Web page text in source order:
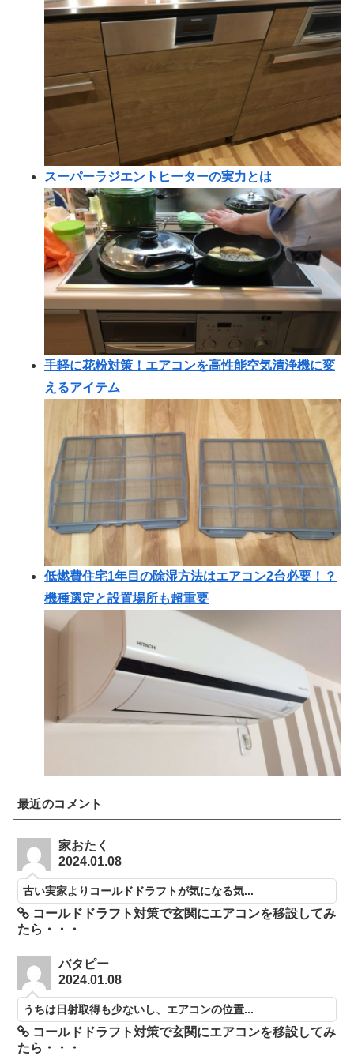
スーパーラジエントヒーターの実力とは
手軽に花粉対策！エアコンを高性能空気清浄機に変
えるアイテム
低燃費住宅1年目の除湿方法はエアコン2台必要！？
機種選定と設置場所も超重要
最近のコメント
家おたく
2024.01.08
古い実家よりコールドドラフトが気になる気...
コールドドラフト対策で玄関にエアコンを移設してみ
たら・・・
バタピー
2024.01.08
うちは日射取得も少ないし、エアコンの位置...
コールドドラフト対策で玄関にエアコンを移設してみ
たら・・・